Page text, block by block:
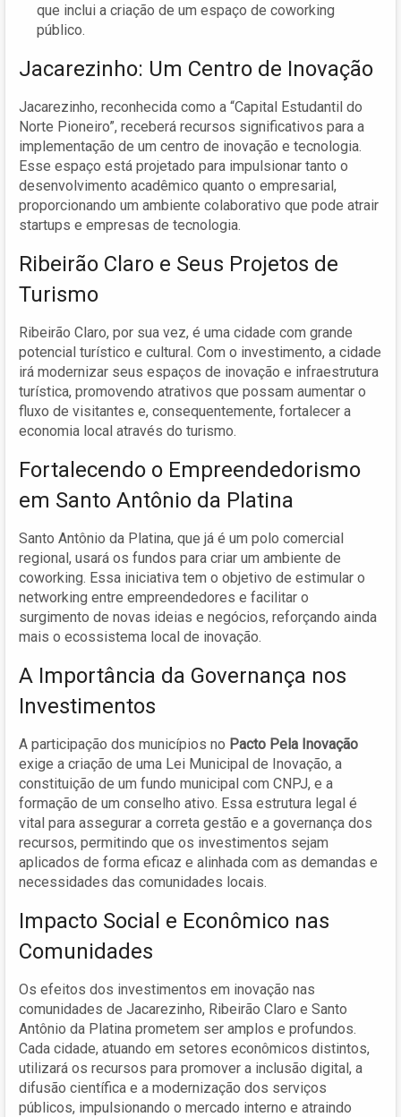
que inclui a criação de um espaço de coworking
público.
Jacarezinho: Um Centro de Inovação
Jacarezinho, reconhecida como a “Capital Estudantil do
Norte Pioneiro”, receberá recursos significativos para a
implementação de um centro de inovação e tecnologia.
Esse espaço está projetado para impulsionar tanto o
desenvolvimento acadêmico quanto o empresarial,
proporcionando um ambiente colaborativo que pode atrair
startups e empresas de tecnologia.
Ribeirão Claro e Seus Projetos de
Turismo
Ribeirão Claro, por sua vez, é uma cidade com grande
potencial turístico e cultural. Com o investimento, a cidade
irá modernizar seus espaços de inovação e infraestrutura
turística, promovendo atrativos que possam aumentar o
fluxo de visitantes e, consequentemente, fortalecer a
economia local através do turismo.
Fortalecendo o Empreendedorismo
em Santo Antônio da Platina
Santo Antônio da Platina, que já é um polo comercial
regional, usará os fundos para criar um ambiente de
coworking. Essa iniciativa tem o objetivo de estimular o
networking entre empreendedores e facilitar o
surgimento de novas ideias e negócios, reforçando ainda
mais o ecossistema local de inovação.
A Importância da Governança nos
Investimentos
A participação dos municípios no Pacto Pela Inovação
exige a criação de uma Lei Municipal de Inovação, a
constituição de um fundo municipal com CNPJ, e a
formação de um conselho ativo. Essa estrutura legal é
vital para assegurar a correta gestão e a governança dos
recursos, permitindo que os investimentos sejam
aplicados de forma eficaz e alinhada com as demandas e
necessidades das comunidades locais.
Impacto Social e Econômico nas
Comunidades
Os efeitos dos investimentos em inovação nas
comunidades de Jacarezinho, Ribeirão Claro e Santo
Antônio da Platina prometem ser amplos e profundos.
Cada cidade, atuando em setores econômicos distintos,
utilizará os recursos para promover a inclusão digital, a
difusão científica e a modernização dos serviços
públicos, impulsionando o mercado interno e atraindo